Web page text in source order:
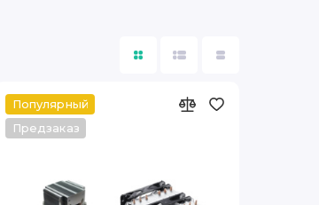
Популярный
Предзаказ